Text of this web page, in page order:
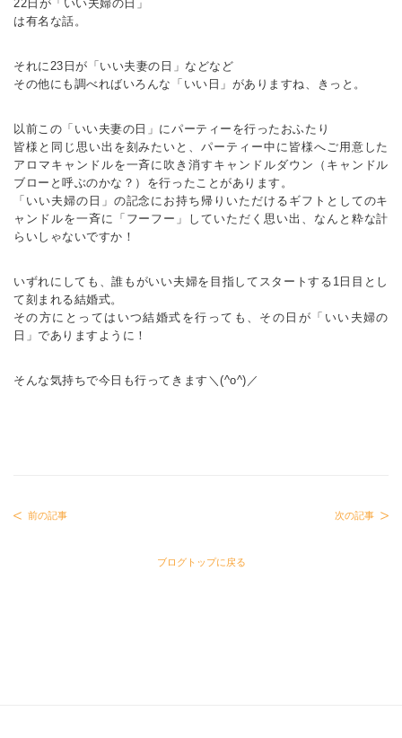
22日が「いい夫婦の日」
は有名な話。
それに23日が「いい夫妻の日」などなど
その他にも調べればいろんな「いい日」がありますね、きっと。
以前この「いい夫妻の日」にパーティーを行ったおふたり
皆様と同じ思い出を刻みたいと、パーティー中に皆様へご用意した
アロマキャンドルを一斉に吹き消すキャンドルダウン（キャンドル
ブローと呼ぶのかな？）を行ったことがあります。
「いい夫婦の日」の記念にお持ち帰りいただけるギフトとしてのキ
ャンドルを一斉に「フーフー」していただく思い出、なんと粋な計
らいしゃないですか！
いずれにしても、誰もがいい夫婦を目指してスタートする1日目とし
て刻まれる結婚式。
その方にとってはいつ結婚式を行っても、その日が「いい夫婦の
日」でありますように！
そんな気持ちで今日も行ってきます＼(^o^)／
前の記事
ブログトップに戻る
次の記事